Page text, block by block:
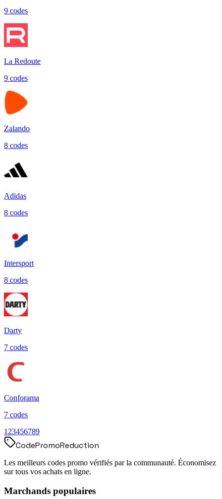
9 codes
La Redoute
9 codes
Zalando
8 codes
Adidas
8 codes
Intersport
8 codes
Darty
7 codes
Conforama
7 codes
1 23456789
CodePromoReduction
Les meilleurs codes promo vérifiés par la communauté. Économisez
sur tous vos achats en ligne.
Marchands populaires